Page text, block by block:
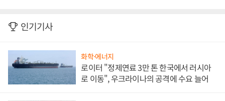
인기기사
화학·에너지
로이터 "정제연료 3만 톤 한국에서 러시아
로 이동", 우크라이나의 공격에 수요 늘어